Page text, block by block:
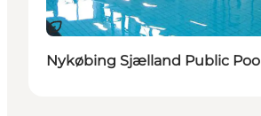
Durable
Nykøbing Sjælland Public Pool